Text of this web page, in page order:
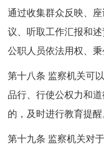
通过收集群众反映、
议、听取工作汇报和
公职人员依法用权、秉
第十八条 监察机关可
品行、行使公权力和
的，及时进行教育提醒
第十九条 监察机关对